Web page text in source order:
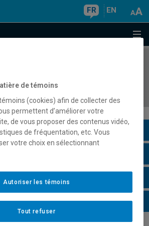
FR EN
2026
de témoins
(cookies) afin de collecter des
permettent d’améliorer votre
de vous proposer des contenus vidéo,
de fréquentation, etc. Vous
votre choix en sélectionnant
Tout refuser
Autoriser les témoins